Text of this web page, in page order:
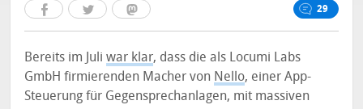
29
Bereits im Juliwar klar, dass die als Locumi Labs
GmbH firmierenden Macher von Nello, einer App-
Steuerung für Gegensprechanlagen, mit massiven